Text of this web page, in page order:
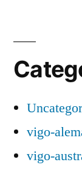
vigo-
vigo-